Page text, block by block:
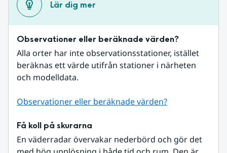
Lär dig mer
Observationer eller beräknade värden?
Alla orter har inte observationsstationer, istället
beräknas ett värde utifrån stationer i närheten
och modelldata.
Observationer eller beräknade värden?
Få koll på skurarna
En väderradar övervakar nederbörd och gör det